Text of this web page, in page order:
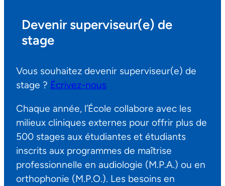
Devenir superviseur(e) de
stage
Vous souhaitez devenir superviseur(e) de
stage ? Écrivez-nous
Chaque année, l’École collabore avec les
milieux cliniques externes pour offrir plus de
500 stages aux étudiantes et étudiants
inscrits aux programmes de maîtrise
professionnelle en audiologie (M.P.A.) ou en
orthophonie (M.P.O.). Les besoins en